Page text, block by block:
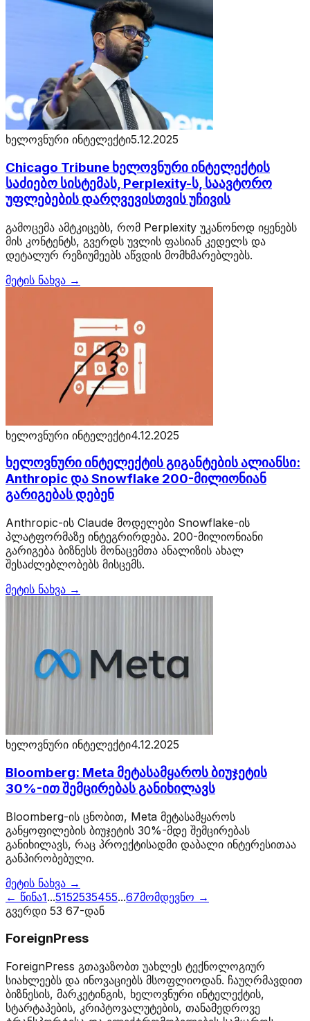
ხელოვნური ინტელექტი5.12.2025
Chicago Tribune ხელოვნური ინტელექტის
საძიებო სისტემას, Perplexity-ს, საავტორო
უფლებების დარღვევისთვის უჩივის
გამოცემა ამტკიცებს, რომ Perplexity უკანონოდ იყენებს
მის კონტენტს, გვერდს უვლის ფასიან კედელს და
დეტალურ რეზიუმეებს აწვდის მომხმარებლებს.
მეტის ნახვა →
ხელოვნური ინტელექტი4.12.2025
ხელოვნური ინტელექტის გიგანტების ალიანსი:
Anthropic და Snowflake 200-მილიონიან
გარიგებას დებენ
Anthropic-ის Claude მოდელები Snowflake-ის
პლატფორმაზე ინტეგრირდება. 200-მილიონიანი
გარიგება ბიზნესს მონაცემთა ანალიზის ახალ
შესაძლებლობებს მისცემს.
მეტის ნახვა →
ხელოვნური ინტელექტი4.12.2025
Bloomberg: Meta მეტასამყაროს ბიუჯეტის
30%-ით შემცირებას განიხილავს
Bloomberg-ის ცნობით, Meta მეტასამყაროს
განყოფილების ბიუჯეტის 30%-მდე შემცირებას
განიხილავს, რაც პროექტისადმი დაბალი ინტერესითაა
განპირობებული.
მეტის ნახვა →
← წინა1...5152535455...67მომდევნო →
გვერდი 53 67-დან
ForeignPress
ForeignPress გთავაზობთ უახლეს ტექნოლოგიურ
სიახლეებს და ინოვაციებს მსოფლიოდან. ჩაუღრმავდით
ბიზნესის, მარკეტინგის, ხელოვნური ინტელექტის,
სტარტაპების, კრიპტოვალუტების, თანამედროვე